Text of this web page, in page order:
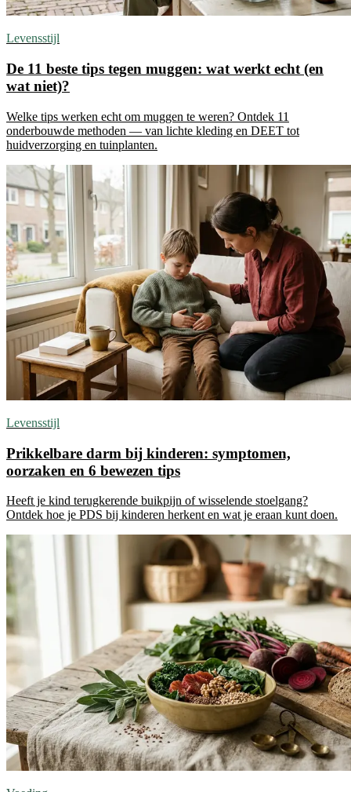
Levensstijl
De 11 beste tips tegen muggen: wat werkt echt (en
wat niet)?
Welke tips werken echt om muggen te weren? Ontdek 11
onderbouwde methoden — van lichte kleding en DEET tot
huidverzorging en tuinplanten.
Levensstijl
Prikkelbare darm bij kinderen: symptomen,
oorzaken en 6 bewezen tips
Heeft je kind terugkerende buikpijn of wisselende stoelgang?
Ontdek hoe je PDS bij kinderen herkent en wat je eraan kunt doen.